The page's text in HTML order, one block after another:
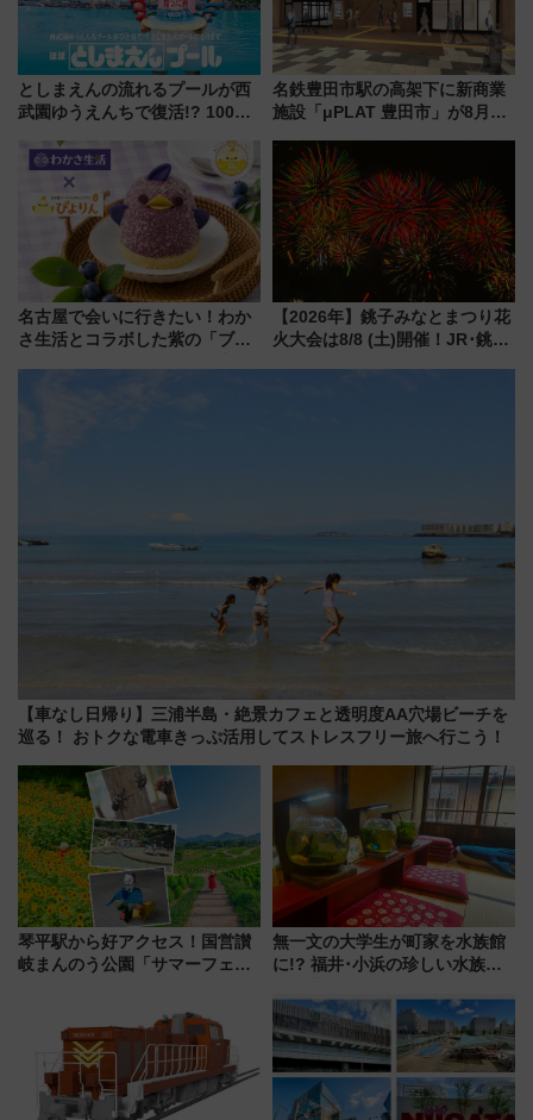
としまえんの流れるプールが西
武園ゆうえんちで復活!? 100周
イダー」に注目 2026年夏は所
沢へ遊びに行こう
名鉄豊田市駅の高架下に新商業
施設「μPLAT 豊田市」が8月26
たな玄関口へ
名古屋で会いに行きたい！わか
さ生活とコラボした紫の「ブル
【2026年】銚子みなとまつり花
火大会は8/8 (土)開催！JR･銚子
【車なし日帰り】三浦半島・絶景カフェと透明度AA穴場ビーチを
巡る！ おトクな電車きっぷ活用してストレスフリー旅へ行こう！
琴平駅から好アクセス！国営讃
岐まんのう公園「サマーフェス
ブトムシに楽しいがいっぱい
無一文の大学生が町家を水族館
に!? 福井･小浜の珍しい水族
作体験、鯖街道の御食国など 小
浜観光レポ 第2弾